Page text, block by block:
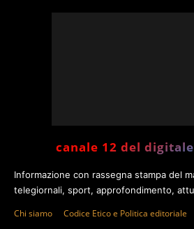
canale 12 del
Informazione con rassegna stampa del
telegiornali, sport, approfondimento,
Chi siamo Codice Etico e Politica editoriale